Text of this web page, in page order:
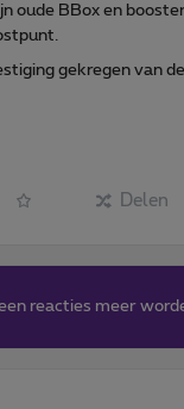
oude BBox en
gekregen van
Delen
reacties meer